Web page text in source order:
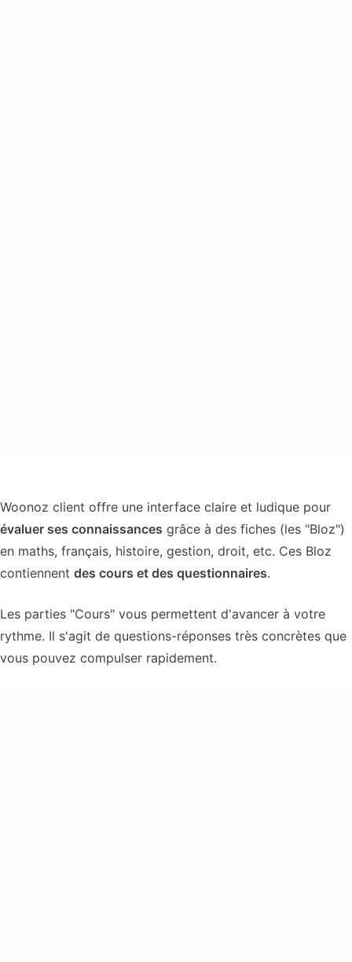
Woonoz client offre une interface claire et ludique pour
évaluer ses connaissances grâce à des fiches (les "Bloz")
en maths, français, histoire, gestion, droit, etc. Ces Bloz
contiennent des cours et des questionnaires.
Les parties "Cours" vous permettent d'avancer à votre
rythme. Il s'agit de questions-réponses très concrètes que
vous pouvez compulser rapidement.